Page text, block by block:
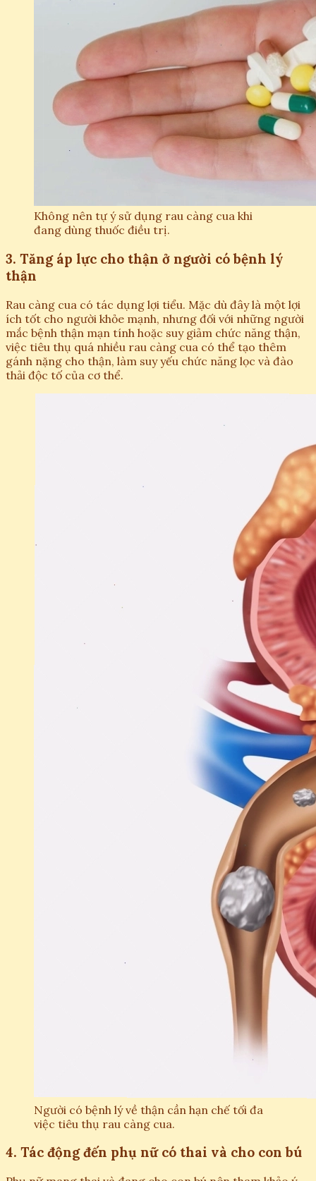
Không nên tự ý sử dụng rau càng cua khi
đang dùng thuốc điều trị.
3. Tăng áp lực cho thận ở người có bệnh lý
thận
Rau càng cua có tác dụng lợi tiểu. Mặc dù đây là một lợi
ích tốt cho người khỏe mạnh, nhưng đối với những người
mắc bệnh thận mạn tính hoặc suy giảm chức năng thận,
việc tiêu thụ quá nhiều rau càng cua có thể tạo thêm
gánh nặng cho thận, làm suy yếu chức năng lọc và đào
thải độc tố của cơ thể.
Người có bệnh lý về thận cần hạn chế tối đa
việc tiêu thụ rau càng cua.
4. Tác động đến phụ nữ có thai và cho con bú